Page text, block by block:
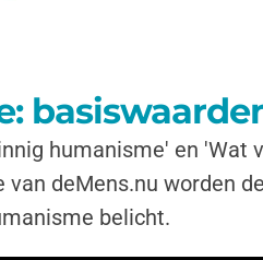
humanisme' en 'Wat
van deMens.nu worden
belicht.